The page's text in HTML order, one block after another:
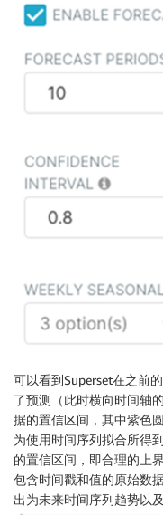
可以看到Superset在之前
了预测（此时横向时间轴
据的置信区间，其中紫色
为使用时间序列拟合所得
的置信区间，即合理的上
包含时间戳和值的原始数
出为未来时间序列趋势以